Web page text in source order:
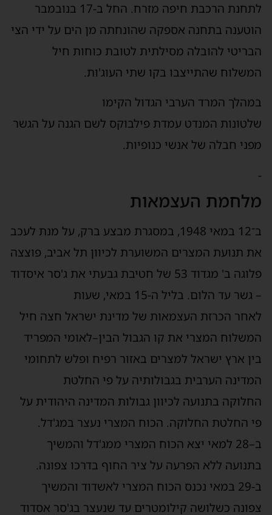
לתחנת הרכבת חיפה מזרח. החל ב-17 בנובמבר
הוטענה בתחנה אספקה שהונחתה מן הים על ידי הצי
הבריטי להובלה מסילתית לטובת כוחות חיל
המשלוח שהתייצבו בקו שתי העוג'ות.
במהלך המרד הערבי הגדול הקימו
שלטונות המנדט עמדת פילבוקס לשם הגנה על הגשר
מפני חבלה של אנשי כנופיות.
-
מלחמת העצמאות
ב־12 במאי 1948, במסגרת מבצע ברק, על מנת לעכב
את תנועת המצרים המשוערת לכיוון תל אביב, פוצצה
פלוגה ב' מגדוד 53 של חטיבת גבעתי את ג'סר איסדוד
– גשר עד הלום. בליל ה-15 במאי, שעות
לאחר הכרזת העצמאות של מדינת ישראל חצה חיל
המשלוח המצרי את קו הגבול הבין–לאומי המפריד
בין ארץ ישראל למצרים באזור רפיח ופלש לתחומי
המדינה הערבית בגבולותיה על פי החלטת
החלוקה בתנועה לכיוון גבולות המדינה היהודית על
פי החלטת החלוקה. הכוח המצרי נעצר במג'דל.
ב–28 למאי יצא הכוח המצרי ממג'דל והמשיך
בתנועה ללא הפרעה על ציר החוף בדרכו צפונה.
ב-29 במאי נכנס הכוח המצרי לאשדוד והמשיך
צפונה כשלושה קילומטרים עד שנעצר בג'סר אסדוד